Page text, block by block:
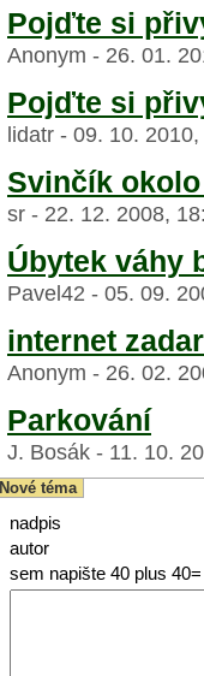
Pojďte si
Anonym - 26. 01.
Pojďte si
lidatr - 09. 10.
Svinčík
sr - 22. 12. 2008,
Úbytek váhy
Pavel42 - 05. 09.
internet
Anonym - 26. 02.
Parkování
J. Bosák - 11. 10.
Nové téma
nadpis
autor
sem napište 40 plus 40=